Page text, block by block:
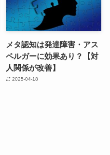
メタ認知は発達障害・アス
ペルガーに効果あり？【対
人関係が改善】
2025-04-18